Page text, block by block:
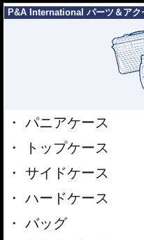
P&A International パーツ＆アク
パニアケース
トップケース
サイドケース
ハードケース
バッグ